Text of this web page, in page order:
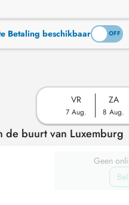
Betaling beschikbaar
ON OFF
VR
7 Aug.
ZA
8 Aug.
de buurt van Luxemburg
Geen